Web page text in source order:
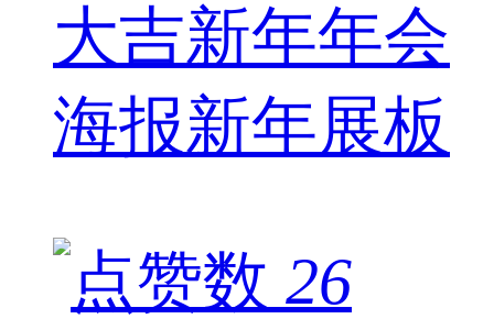
大吉新年年会
海报新年展板
26